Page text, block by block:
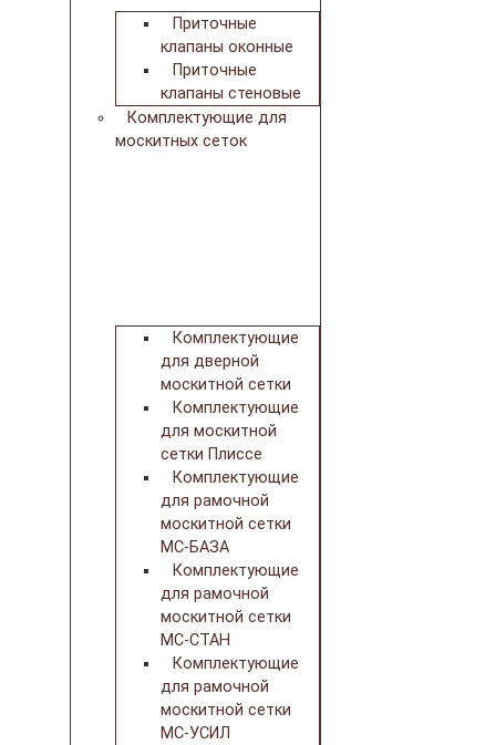
Приточные
клапаны оконные
Приточные
клапаны стеновые
Комплектующие для
москитных сеток
Комплектующие
для дверной
москитной сетки
Комплектующие
для москитной
сетки Плиссе
Комплектующие
для рамочной
москитной сетки
МС-БАЗА
Комплектующие
для рамочной
москитной сетки
МС-СТАН
Комплектующие
для рамочной
москитной сетки
МС-УСИЛ